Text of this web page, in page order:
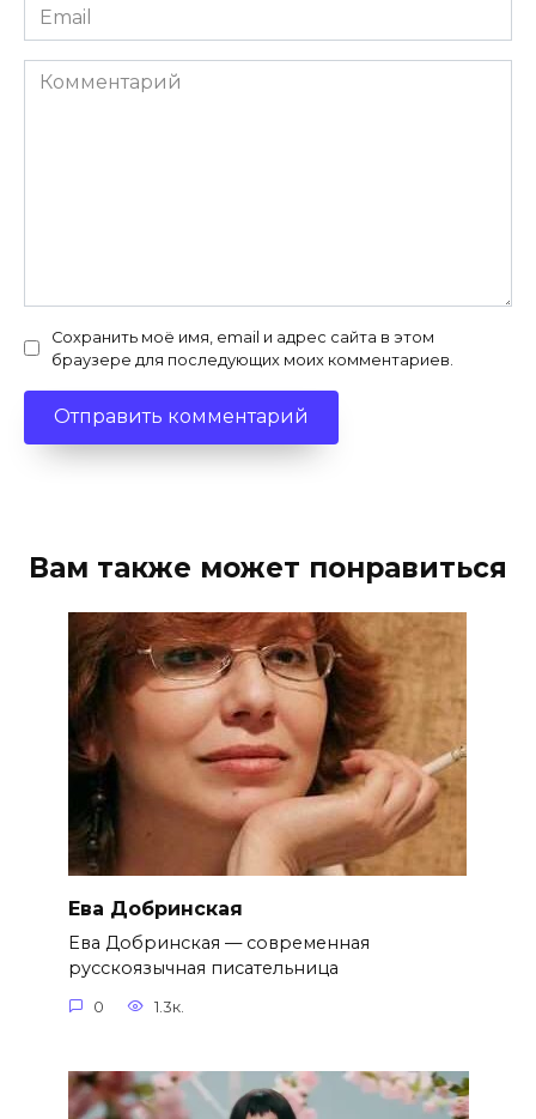
Email
*
Комментарий
Сохранить моё имя, email и адрес сайта в этом
браузере для последующих моих комментариев.
Вам также может понравиться
Ева Добринская
Ева Добринская — современная
русскоязычная писательница
0 1.3к.